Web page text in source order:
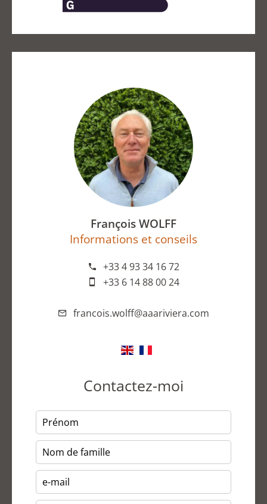
François WOLFF
Informations et conseils
+33 4 93 34 16 72
+33 6 14 88 00 24
francois.wolff@aaariviera.com
Contactez-moi